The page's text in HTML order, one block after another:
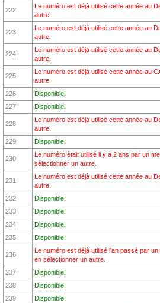
222
Le numéro est déjà utilisé cette année au
autre.
223
Le numéro est déjà utilisé cette année au
autre.
224
Le numéro est déjà utilisé cette année au
autre.
225
Le numéro est déjà utilisé cette année au
autre.
226
Disponible!
227
Disponible!
228
Le numéro est déjà utilisé cette année au
autre.
229
Disponible!
230
Le numéro était utilisé il y a 2 ans par un
sélectionner un autre.
231
Le numéro est déjà utilisé cette année au
autre.
232
Disponible!
233
Disponible!
234
Disponible!
235
Disponible!
236
Le numéro est déjà utilisé l'an passé par
en sélectionner un autre.
237
Disponible!
238
Disponible!
239
Disponible!